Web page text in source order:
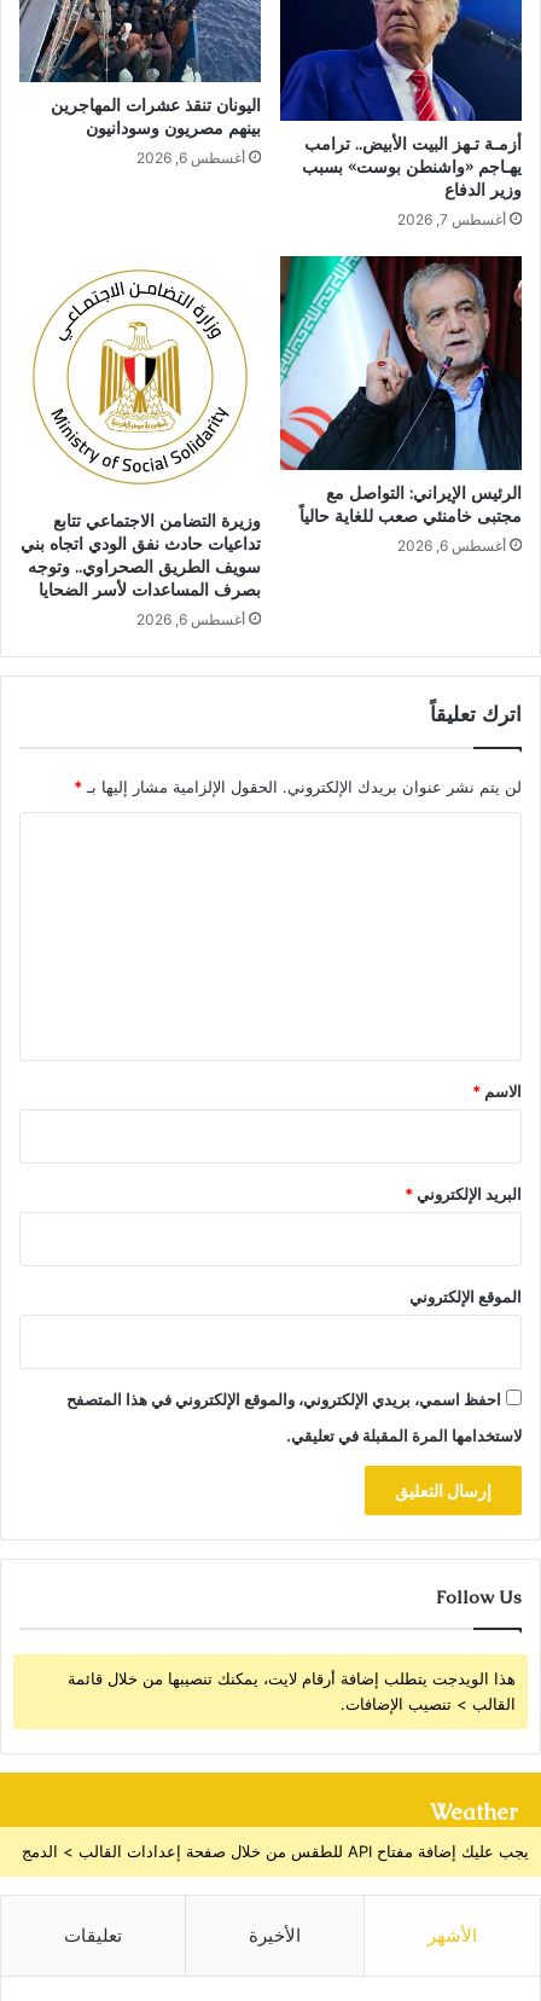
أزمـة تـهز البيت الأبيض.. ترامب
يهـاجم «واشنطن بوست» بسبب
وزير الدفاع
أغسطس 7, 2026
اليونان تنقذ عشرات المهاجرين
بينهم مصريون وسودانيون
أغسطس 6, 2026
الرئيس الإيراني: التواصل مع
مجتبى خامنئي صعب للغاية حالياً
أغسطس 6, 2026
وزيرة التضامن الاجتماعي تتابع
تداعيات حادث نفق الودي اتجاه بني
سويف الطريق الصحراوي.. وتوجه
بصرف المساعدات لأسر الضحايا
أغسطس 6, 2026
اترك تعليقاً
لن يتم نشر عنوان بريدك الإلكتروني. الحقول الإلزامية مشار إليها بـ *
*
الاسم *
البريد الإلكتروني*
الموقع الإلكتروني
احفظ اسمي، بريدي الإلكتروني، والموقع الإلكتروني في هذا المتصفح
لاستخدامها المرة المقبلة في تعليقي.
Follow Us
هذا الويدجت يتطلب إضافة أرقام لايت، يمكنك تنصيبها من خلال قائمة
القالب > تنصيب الإضافات.
Weather
يجب عليك إضافة مفتاح API للطقس من خلال صفحة إعدادات القالب > الدمج
الأشهر الأخيرة تعليقات